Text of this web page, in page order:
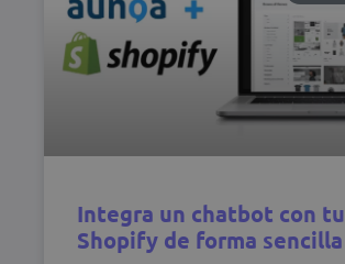
Integra un chatbot con tu
Shopify de forma sencilla